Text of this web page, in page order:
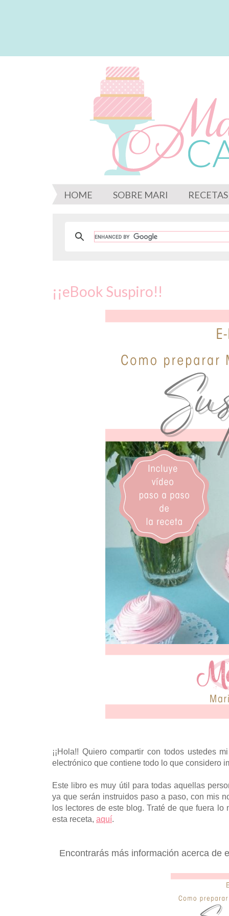
HOME SOBRE MARI RECETAS
¡¡eBook Suspiro!!
¡¡Hola!! Quiero compartir con todos ustedes
electrónico que contiene todo lo que considero
Este libro es muy útil para todas aquellas
ya que serán instruidos paso a paso, con mis
los lectores de este blog. Traté de que fuera
esta receta, aquí.
Encontrarás más información acerca